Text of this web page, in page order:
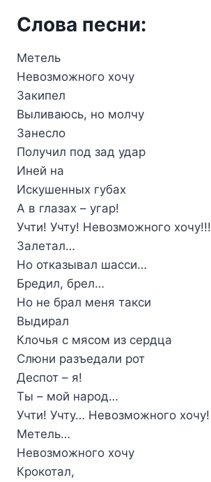
Слова песни:
Метель
Невозможного хочу
Закипел
Выливаюсь, но молчу
Занесло
Получил под зад удар
Иней на
Искушенных губах
А в глазах – угар!
Учти! Учту! Невозможного хочу!!!
Залетал…
Но отказывал шасси…
Бредил, брел…
Но не брал меня такси
Выдирал
Клочья с мясом из сердца
Слюни разъедали рот
Деспот – я!
Ты – мой народ…
Учти! Учту… Невозможного хочу!
Метель…
Невозможного хочу
Крокотал,